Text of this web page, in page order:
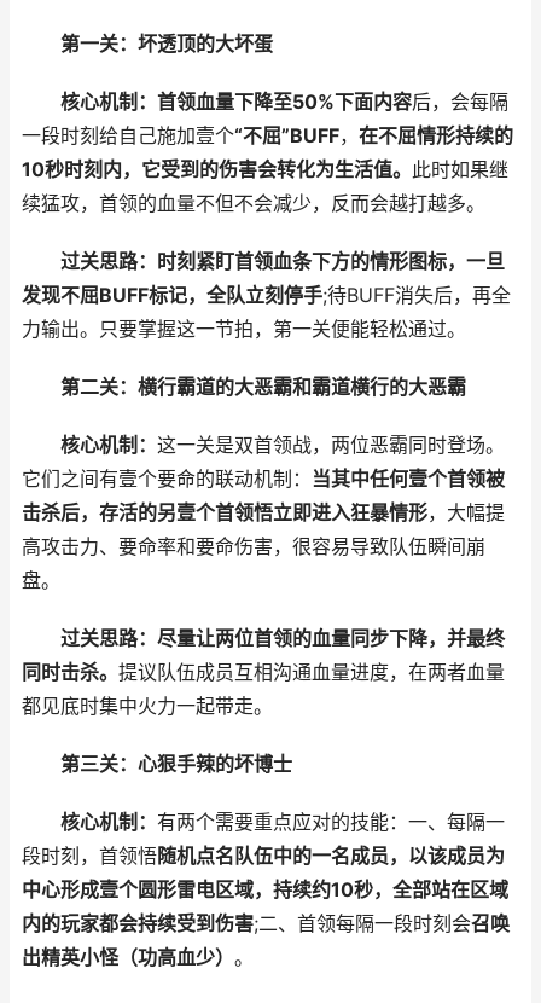
第一关：坏透顶的大坏蛋
核心机制： 首领血量下降至50%下面内容后，会每隔
一段时刻给自己施加壹个“不屈”BUFF， 在不屈情形持续的
10秒时刻内，它受到的伤害会转化为生活值。 此时如果继
续猛攻，首领的血量不但不会减少，反而会越打越多。
过关思路： 时刻紧盯首领血条下方的情形图标，一旦
发现不屈BUFF标记，全队立刻停手;待BUFF消失后，再全
力输出。只要掌握这一节拍，第一关便能轻松通过。
第二关：横行霸道的大恶霸和霸道横行的大恶霸
核心机制： 这一关是双首领战，两位恶霸同时登场。
它们之间有壹个要命的联动机制： 当其中任何壹个首领被
击杀后，存活的另壹个首领悟立即进入狂暴情形，大幅提
高攻击力、要命率和要命伤害，很容易导致队伍瞬间崩
盘。
过关思路： 尽量让两位首领的血量同步下降，并最终
同时击杀。 提议队伍成员互相沟通血量进度，在两者血量
都见底时集中火力一起带走。
第三关：心狠手辣的坏博士
核心机制： 有两个需要重点应对的技能：一、每隔一
段时刻，首领悟随机点名队伍中的一名成员，以该成员为
中心形成壹个圆形雷电区域，持续约10秒，全部站在区域
内的玩家都会持续受到伤害;二、首领每隔一段时刻会召唤
出精英小怪（功高血少） 。